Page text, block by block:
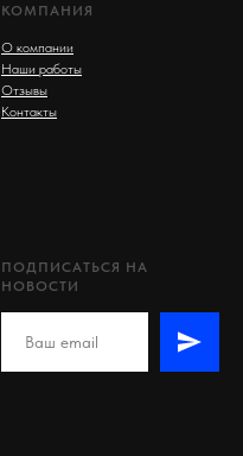
КОМПАНИЯ
О компании
Наши работы
Отзывы
Контакты
ПОДПИСАТЬСЯ НА
НОВОСТИ